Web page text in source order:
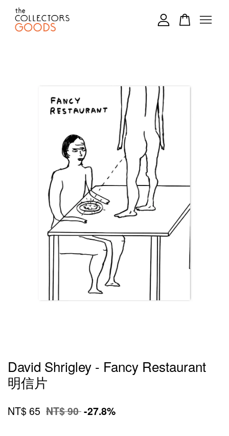
David Shrigley - Fancy Restaurant
明信片
NT$ 65 NT$ 90-27.8%